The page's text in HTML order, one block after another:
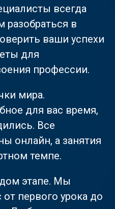
всегда
разобраться в
ваши успехи
для
профессии.
мира.
для вас время,
Все
онлайн, а занятия
темпе.
этапе. Мы
первого урока до